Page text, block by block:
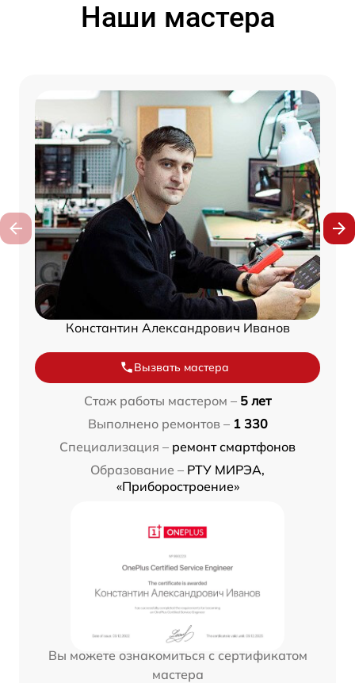
Наши мастера
Константин Александрович Иванов
Вызвать мастера
Стаж работы мастером – 5 лет
Выполнено ремонтов – 1 330
Специализация – ремонт смартфонов
Образование – РТУ МИРЭА,
«Приборостроение»
Вы можете ознакомиться с сертификатом
мастера